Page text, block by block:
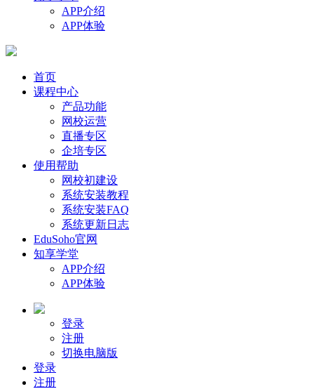
APP介绍
APP体验
首页
课程中心
产品功能
网校运营
直播专区
企培专区
使用帮助
网校初建设
系统安装教程
系统安装FAQ
系统更新日志
EduSoho官网
知享学堂
APP介绍
APP体验
登录
注册
切换电脑版
登录
注册